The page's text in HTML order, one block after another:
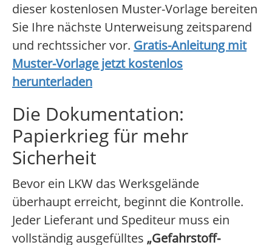
dieser kostenlosen Muster-Vorlage bereiten
Sie Ihre nächste Unterweisung zeitsparend
und rechtssicher vor. Gratis-Anleitung mit
Muster-Vorlage jetzt kostenlos
herunterladen
Die Dokumentation:
Papierkrieg für mehr
Sicherheit
Bevor ein LKW das Werksgelände
überhaupt erreicht, beginnt die Kontrolle.
Jeder Lieferant und Spediteur muss ein
vollständig ausgefülltes „Gefahrstoff-